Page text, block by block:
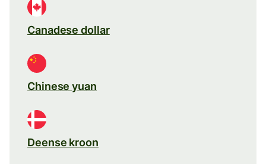
Canadese dollar
Chinese yuan
Deense kroon